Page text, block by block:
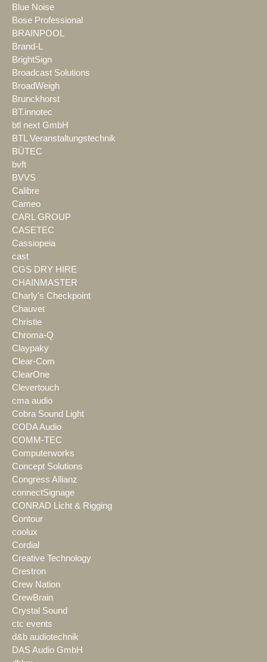
Blue Noise
Bose Professional
BRAINPOOL
Brand-L
BrightSign
Broadcast Solutions
BroadWeigh
Brunckhorst
BT.innotec
btl next GmbH
BTL Veranstaltungstechnik
BÜTEC
bvft
BVVS
Calibre
Cameo
CARL GROUP
CASETEC
Cassiopeia
cast
CGS DRY HIRE
CHAINMASTER
Charly's Checkpoint
Chauvet
Christie
Chroma-Q
Claypaky
Clear-Com
ClearOne
Clevertouch
cma audio
Cobra Sound Light
CODA Audio
COMM-TEC
Computerworks
Concept Solutions
Congress Allianz
connectSignage
CONRAD Licht & Rigging
Contour
coolux
Cordial
Creative Technology
Crestron
Crew Nation
CrewBrain
Crystal Sound
ctc events
d&b audiotechnik
DAS Audio GmbH